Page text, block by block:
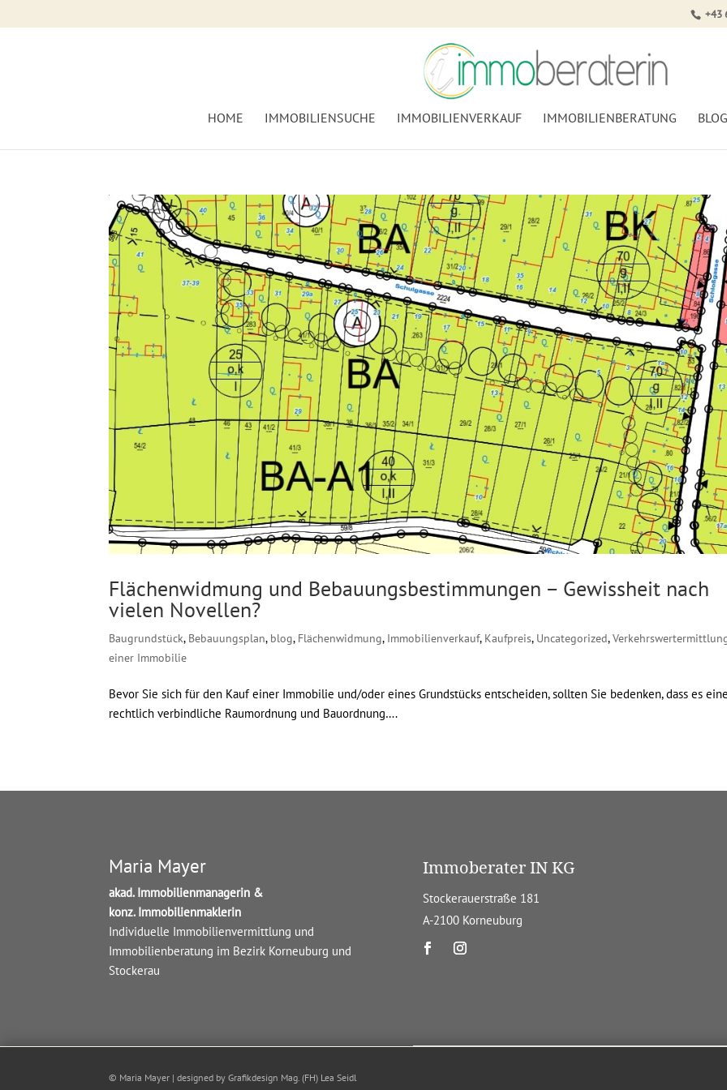
+43
HOME IMMOBILIENSUCHE IMMOBILIENVERKAUF IMMOBILIENBERATUNG BLOG
Flächenwidmung und Bebauungsbestimmungen – Gewissheit nach
vielen Novellen?
Baugrundstück, Bebauungsplan, blog, Flächenwidmung, Immobilienverkauf, Kaufpreis, Uncategorized,
einer Immobilie
Bevor Sie sich für den Kauf einer Immobilie und/oder eines Grundstücks entscheiden, sollten Sie bedenken, dass es
rechtlich verbindliche Raumordnung und Bauordnung….
Maria Mayer
akad. Immobilienmanagerin &
konz. Immobilienmaklerin
Individuelle Immobilienvermittlung und
Immobilienberatung im Bezirk Korneuburg und
Stockerau
Immoberater IN KG
Stockerauerstraße 181
A-2100 Korneuburg
© Maria Mayer | designed byGrafikdesign Mag. (FH) Lea Seidl